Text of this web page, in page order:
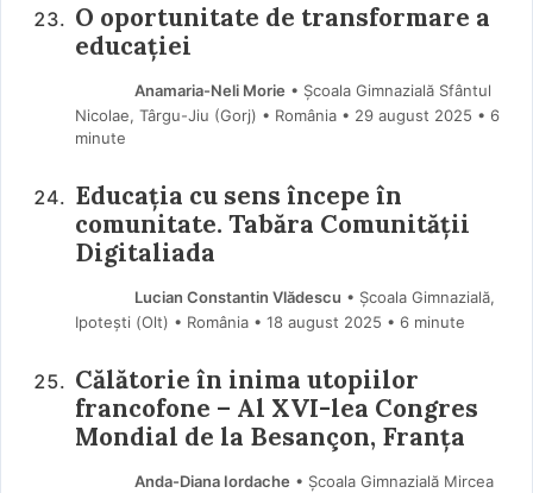
O oportunitate de transformare a
educației
Anamaria-Neli Morie • Școala Gimnazială Sfântul
Nicolae, Târgu-Jiu (Gorj) • România
29 august 2025 • 6
minute
Educația cu sens începe în
comunitate. Tabăra Comunității
Digitaliada
Lucian Constantin Vlădescu • Școala Gimnazială,
Ipotești (Olt) • România
18 august 2025 • 6 minute
Călătorie în inima utopiilor
francofone – Al XVI-lea Congres
Mondial de la Besançon, Franța
Anda-Diana Iordache • Școala Gimnazială Mircea